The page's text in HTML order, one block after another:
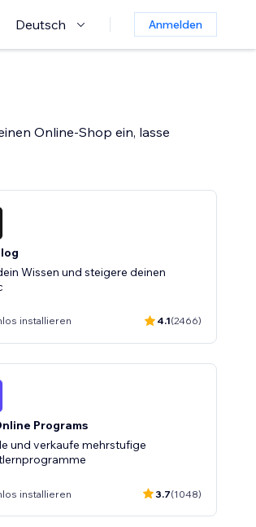
Deutsch Anmelden
Online-Shop ein, lasse
Wissen und steigere deinen
installieren 4.1(2466)
Programs
und verkaufe mehrstufige
installieren 3.7(1048)